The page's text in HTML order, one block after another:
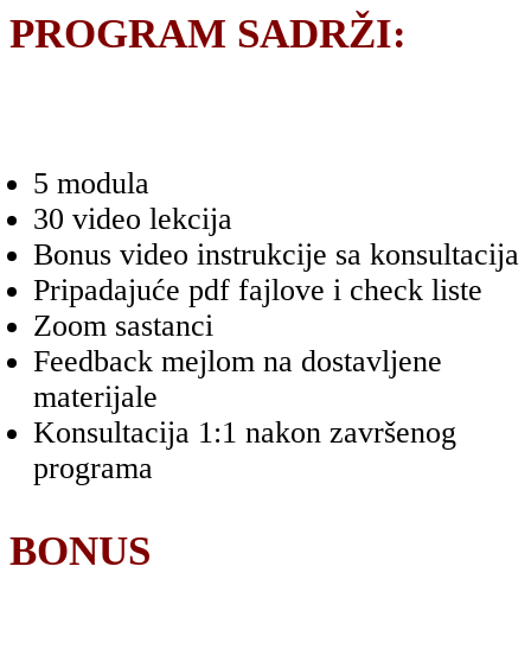
PROGRAM SADRŽI:
5 modula
30 video lekcija
Bonus video instrukcije sa konsultacija
Pripadajuće pdf fajlove i check liste
Zoom sastanci
Feedback mejlom na dostavljene
materijale
Konsultacija 1:1 nakon završenog
programa
BONUS